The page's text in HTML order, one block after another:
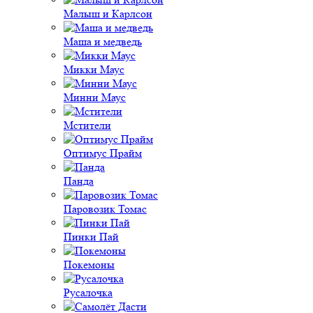
Малыш и Карлсон
Маша и медведь
Микки Маус
Минни Маус
Мстители
Оптимус Прайм
Панда
Паровозик Томас
Пинки Пай
Покемоны
Русалочка